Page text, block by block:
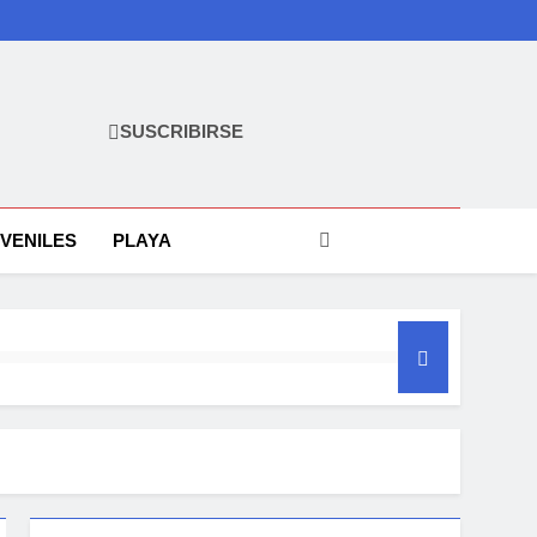
SUSCRIBIRSE
PLAYA